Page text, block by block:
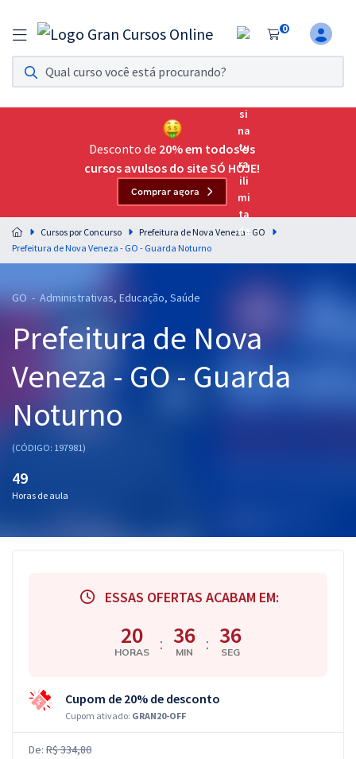
0
Assinatura Ilimitada 11
Acesso a todos os cursos. Teste grátis por 7 dias!
Assinatura OAB Até Passar
Acesso ilimitado a toda preparação para o Exame da
Residências Multiprofissionais
Preparação completa e intensiva para as principais
residências em saúde do Brasil
Cursos 20% OFF
Pós
Graduação
OAB
Mentorias
Desconto de 20% em todos os
cursos avulsos do site SÓ HOJE!
Comprar agora
Cursos por Concurso
Prefeitura de Nova Veneza - GO
Prefeitura de Nova Veneza - GO - Guarda Noturno
GO - Administrativas, Educação, Saúde
Prefeitura de Nova
Veneza - GO - Guarda
Noturno
(CÓDIGO: 197981)
49
Horas de aula
ESSAS OFERTAS ACABAM EM:
20
HORAS : 36
MIN : 36
SEG
Cupom de 20% de desconto
Cupom ativado: GRAN20-OFF
De: R$ 334,80